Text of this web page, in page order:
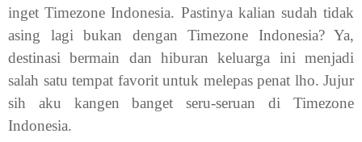
inget Timezone Indonesia. Pastinya kalian sudah tidak
asing lagi bukan dengan Timezone Indonesia? Ya,
destinasi bermain dan hiburan keluarga ini menjadi
salah satu tempat favorit untuk melepas penat lho. Jujur
sih aku kangen banget seru-seruan di Timezone
Indonesia.